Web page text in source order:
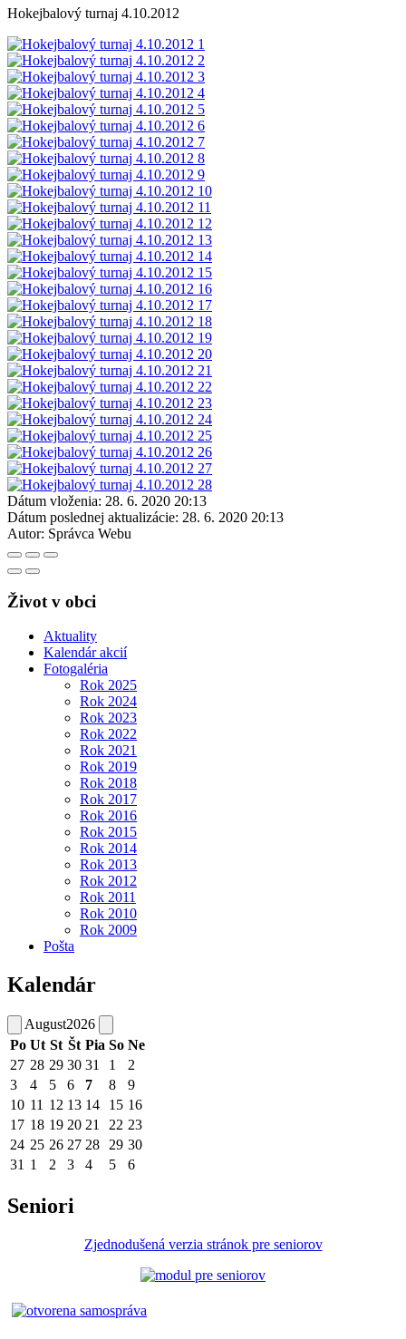
Hokejbalový turnaj 4.10.2012
Dátum vloženia: 28. 6. 2020 20:13
Dátum poslednej aktualizácie: 28. 6. 2020 20:13
Autor: Správca Webu
Život v obci
Aktuality
Kalendár akcií
Fotogaléria
Rok 2025
Rok 2024
Rok 2023
Rok 2022
Rok 2021
Rok 2019
Rok 2018
Rok 2017
Rok 2016
Rok 2015
Rok 2014
Rok 2013
Rok 2012
Rok 2011
Rok 2010
Rok 2009
Pošta
Kalendár
August2026
Po Ut St Št Pia So Ne
27 28 29 30 31 1
2
3
4 5 6 7 8
9
10 11 12 13 14 15 16
17 18 19 20 21 22 23
24 25 26 27 28 29 30
31 1 2 3 4 5 6
Seniori
Zjednodušená verzia stránok pre seniorov